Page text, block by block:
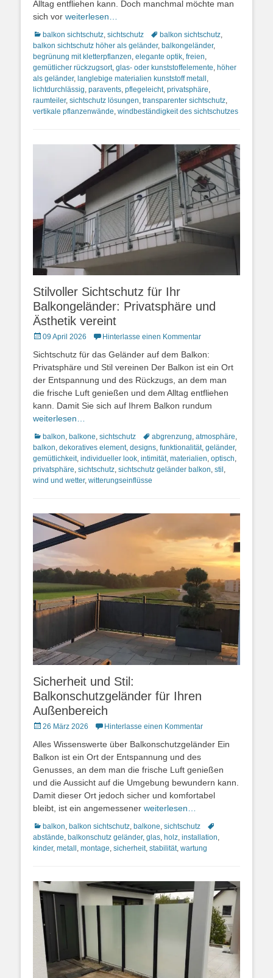
Alltag entfliehen kann. Doch manchmal möchte man
sich vor weiterlesen…
Kategorien
balkon sichtschutz, sichtschutz Schlagworte
balkon sichtschutz,
balkon sichtschutz höher als geländer, balkongeländer,
begrünung mit kletterpflanzen, elegante optik, freien,
gemütlicher rückzugsort, glas- oder kunststoffelemente, höher
als geländer, langlebige materialien kunststoff metall ,
lichtdurchlässig, paravents, pflegeleicht, privatsphäre,
raumteiler, sichtschutz lösungen, transparenter sichtschutz,
vertikale pflanzenwände, windbeständigkeit des sichtschutzes
Stilvoller Sichtschutz für Ihr
Balkongeländer: Privatsphäre und
Ästhetik vereint
Posted
09 April 2026 Hinterlasse einen Kommentar
Sichtschutz für das Geländer auf dem Balkon:
Privatsphäre und Stil vereinen Der Balkon ist ein Ort
der Entspannung und des Rückzugs, an dem man
die frische Luft genießen und dem Alltag entfliehen
kann. Damit Sie sich auf Ihrem Balkon rundum
weiterlesen…
Kategorien
balkon, balkone, sichtschutz Schlagworte
abgrenzung, atmosphäre,
balkon, dekoratives element, designs, funktionalität, geländer,
gemütlichkeit, individueller look, intimität, materialien, optisch,
privatsphäre, sichtschutz, sichtschutz geländer balkon, stil ,
wind und wetter, witterungseinflüsse
Sicherheit und Stil:
Balkonschutzgeländer für Ihren
Außenbereich
Posted
26 März 2026 Hinterlasse einen Kommentar
Alles Wissenswerte über Balkonschutzgeländer Ein
Balkon ist ein Ort der Entspannung und des
Genusses, an dem man die frische Luft genießen
und die Aussicht auf die Umgebung bewundern kann.
Damit dieser Ort jedoch sicher und komfortabel
bleibt, ist ein angemessener weiterlesen…
Kategorien
balkon, balkon sichtschutz, balkone, sichtschutz
Schlagworte
abstände, balkonschutz geländer, glas, holz, installation,
kinder, metall , montage, sicherheit, stabilität, wartung